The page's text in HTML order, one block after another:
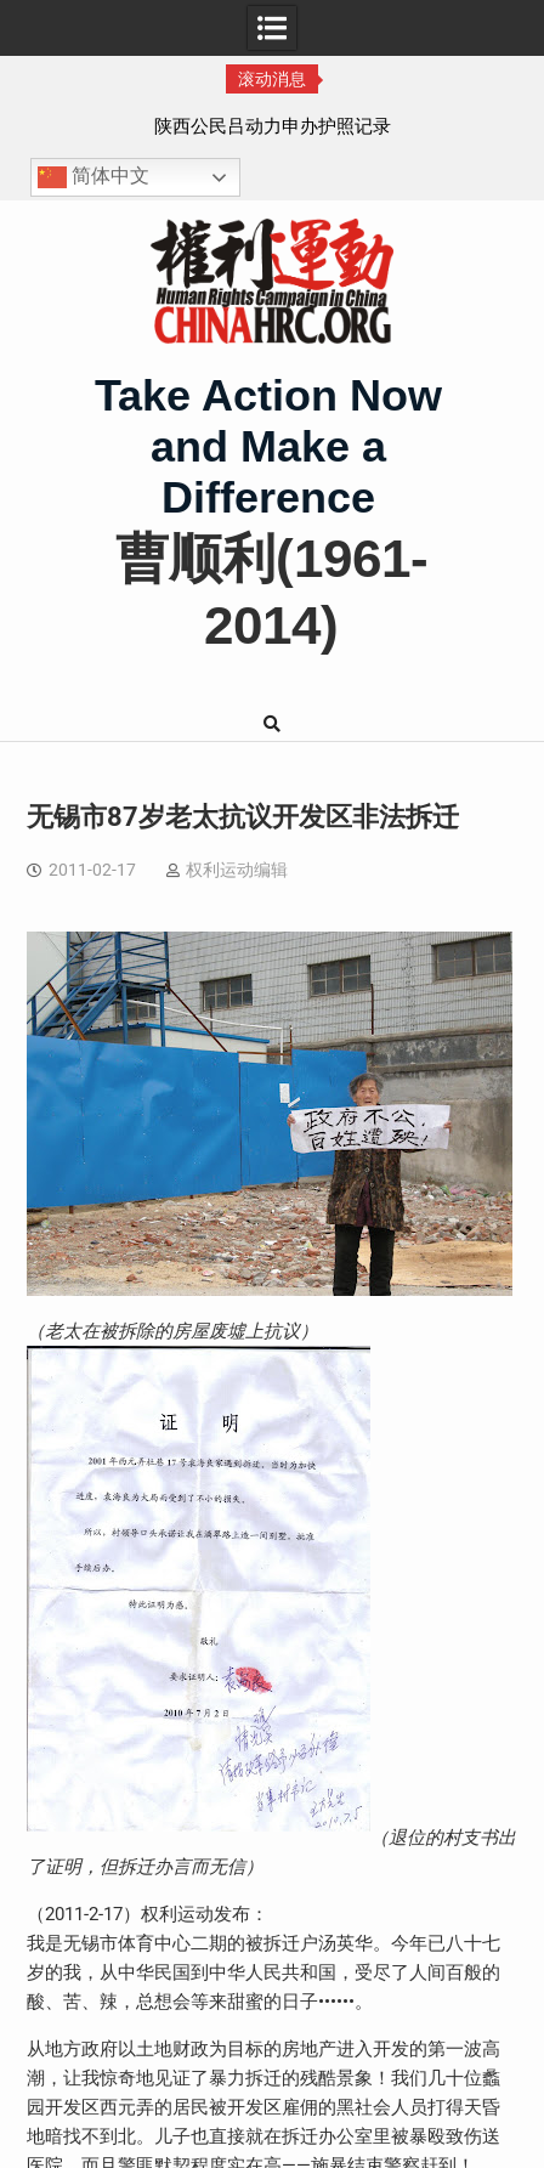
滚动消息
陕西公民吕动力申办护照记录
简体中文
Take Action Now
and Make a
Difference
曹顺利(1961-
2014)
无锡市87岁老太抗议开发区非法拆迁
2011-02-17 权利运动编辑
（老太在被拆除的房屋废墟上抗议）
（退位的村支书出
了证明，但拆迁办言而无信）
（2011-2-17）权利运动发布：
我是无锡市体育中心二期的被拆迁户汤英华。今年已八十七
岁的我，从中华民国到中华人民共和国，受尽了人间百般的
酸、苦、辣，总想会等来甜蜜的日子••••••。
从地方政府以土地财政为目标的房地产进入开发的第一波高
潮，让我惊奇地见证了暴力拆迁的残酷景象！我们几十位蠡
园开发区西元弄的居民被开发区雇佣的黑社会人员打得天昏
地暗找不到北。儿子也直接就在拆迁办公室里被暴殴致伤送